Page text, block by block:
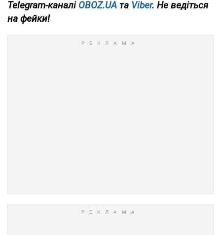
Telegram-каналі OBOZ.UA та Viber. Не ведіться
на фейки!